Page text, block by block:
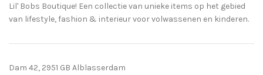
Lil' Bobs Boutique! Een collectie van unieke items op het gebied
van lifestyle, fashion & interieur voor volwassenen en kinderen.
Dam 42, 2951 GB Alblasserdam